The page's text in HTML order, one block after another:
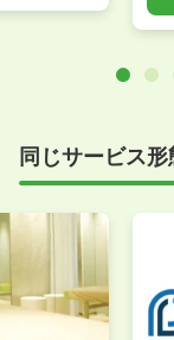
同じサービス